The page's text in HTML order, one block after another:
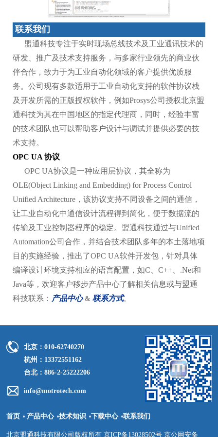
联系我们
盟通科技专注于实时现场总线技术及工业通讯技术的
研发、推广及技术支持服务，与多家行业领先的商业伙
伴合作，致力于为工业自动化领域的客户提供优质服
务。公司现有多款适用于工业自动化支持的软件协议栈
及开发所需的正版授权软件，例如Prosys公司授权北京盟
通科技为其在中国地区的指定代理商，同时，经验丰富
的技术团队也可以帮助客户设计与调试并提供必要的技
术支持。
OPC UA 协议
OPC UA协议是一种应用层协议，其全称为
OLE(Object Linking and Embedding) for Process Control
Unified Architecture，该协议支持不同设备之间的通信，
让工业自动化中通信设计流程得到简化，便于数据流的
传输及工业控制器程序的稳定。盟通科技通过与Unified
Automation公司合作，并结合技术团队多年的本土落地项
目的实施经验，推出了OPC UA软件开发包，针对具体
编译设计环境支持相应的语言配置，如C、C++、.Net和
Java等，欢迎客户移步产品中心了解相关信息或与盟通
科技联系： 产品中心 &联系方式。
北京：010-62740270
杭州：13372551162
台北：886-2-25222206
info@motrotech.com
首页 产品中心 技术知识 下载中心 联系我们
北京盟通科技有限公司版权所有 京ICP备13028502号 京公网安备